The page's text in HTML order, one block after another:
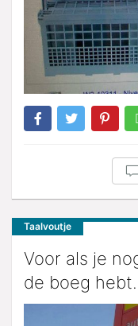
Taalvoutje
Voor als je
de boeg hebt.